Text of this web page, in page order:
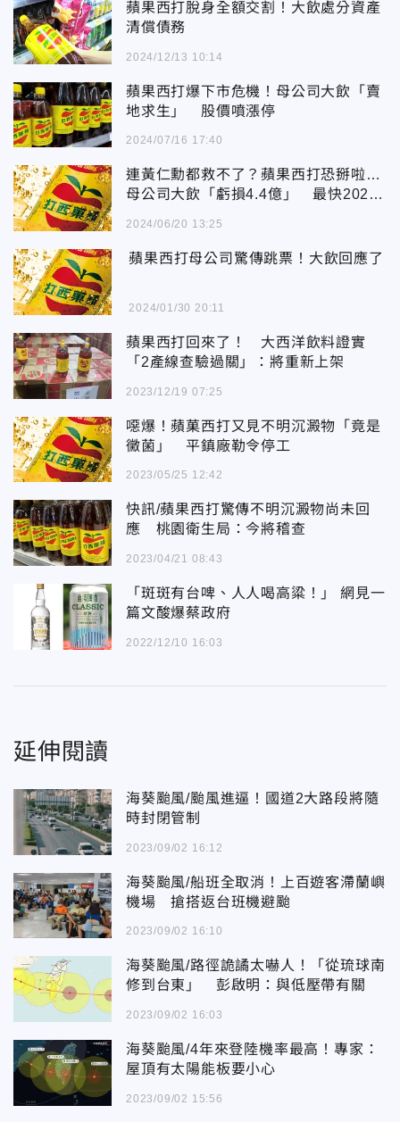
蘋果西打脫身全額交割！大飲處分資產
清償債務
2024/12/13 10:14
蘋果西打爆下市危機！母公司大飲「賣
地求生」 股價噴漲停
2024/07/16 17:40
連黃仁勳都救不了？蘋果西打恐掰啦…
母公司大飲「虧損4.4億」 最快2026
2024/06/20 13:25
蘋果西打母公司驚傳跳票！大飲回應了
2024/01/30 20:11
蘋果西打回來了！ 大西洋飲料證實
「2產線查驗過關」：將重新上架
2023/12/19 07:25
噁爆！蘋菓西打又見不明沉澱物「竟是
黴菌」 平鎮廠勒令停工
2023/05/25 12:42
快訊/蘋果西打驚傳不明沉澱物尚未回
應 桃園衛生局：今將稽查
2023/04/21 08:43
「斑斑有台啤、人人喝高粱！」 網見一
篇文酸爆蔡政府
2022/12/10 16:03
延伸閱讀
海葵颱風/颱風進逼！國道2大路段將隨
時封閉管制
2023/09/02 16:12
海葵颱風/船班全取消！上百遊客滯蘭嶼
機場 搶搭返台班機避颱
2023/09/02 16:10
海葵颱風/路徑詭譎太嚇人！「從琉球南
修到台東」 彭啟明：與低壓帶有關
2023/09/02 16:03
海葵颱風/4年來登陸機率最高！專家：
屋頂有太陽能板要小心
2023/09/02 15:56